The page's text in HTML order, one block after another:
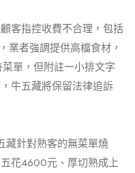
客指控收費不合理，包括
業者強調提供高檔食材，
單，但附註一小排文字
牛五藏將保留法律追訴
藏針對熟客的無菜單燒
花4600元、厚切熟成上